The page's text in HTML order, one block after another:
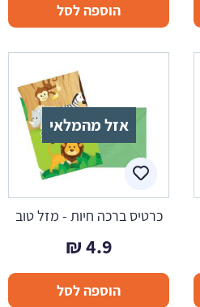
הוספה לסל
אזל מהמלאי
כרטיס ברכה חיות - מזל טוב
4.9
₪
הוספה לסל